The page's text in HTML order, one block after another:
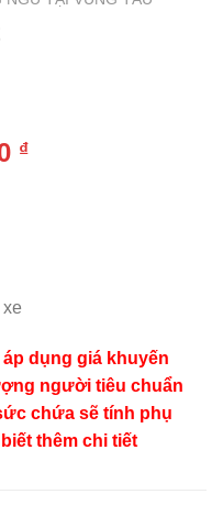
₫Giá
dụng giá khuyến
người tiêu chuẩn
chứa sẽ tính phụ
thêm chi tiết